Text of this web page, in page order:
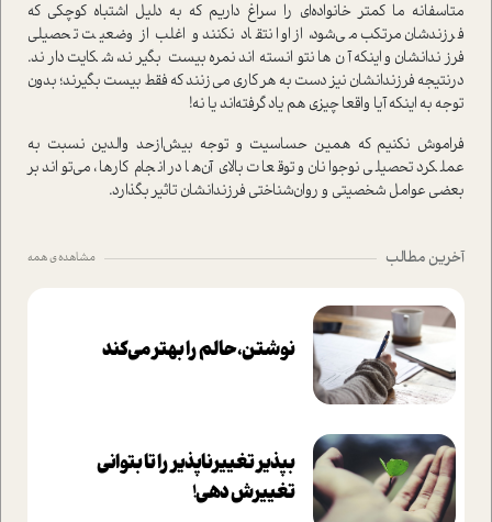
متاسفانه ما كمتر خانواده‌اي را سراغ داريم كه به دليل اشتباه كوچكي كه
فرزندشان مرتكب مي‌شود، از او انتقاد نكنند و اغلب از وضعيت تحصيلي
فرزندانشان و اينكه آن‌ها نتوانسته‌‌اند نمره بيست بگيرند، شكايت دارند.
در‌نتيجه فرزندانشان نيز دست به هر كاري مي‌زنند كه فقط بيست بگيرند؛ بدون
توجه به اينكه آيا واقعا چيزي هم ياد گرفته‌اند يا نه!
فراموش نكنيم كه همين حساسيت و توجه بيش‌از‌حد والدين نسبت به
عملكرد تحصيلي نوجوانان و توقعات بالاي آ‌ن‌ها در انجام كارها، مي‌تواند بر
بعضي عوامل شخصيتي و روان‌شناختي فرزندانشان تاثير بگذارد.
آخرین مطالب مشاهده ی همه
نوشتن، حالم را بهتر می‌کند
بپذير تغييرناپذير را تا بتواني
تغييرش دهي!‏